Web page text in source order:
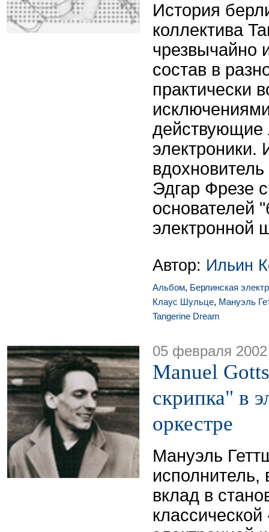
История
коллектива
чрезвычайно
состав в
практически
действующие
электроники.
Эдгар Фрезе
основателей
электронной
Автор: Ильин
Альбом, Берлинская
Клаус Шульце, Мануэль
Tangerine Dream
05 февраля 2002
Manuel
скрипка" в
оркестре
Мануэль
вклад в